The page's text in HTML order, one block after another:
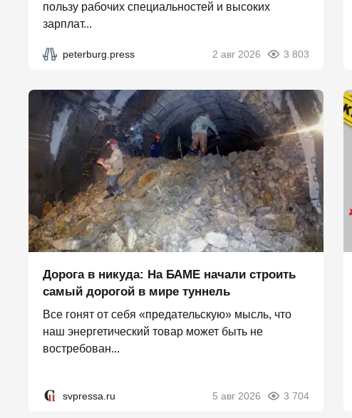
пользу рабочих специальностей и высоких
зарплат...
peterburg.press 2 авг 2026 3 803
Дорога в никуда: На БАМЕ начали строить
самый дорогой в мире туннель
Все гонят от себя «предательскую» мысль, что
наш энергетический товар может быть не
востребован...
svpressa.ru 5 авг 2026 3 704